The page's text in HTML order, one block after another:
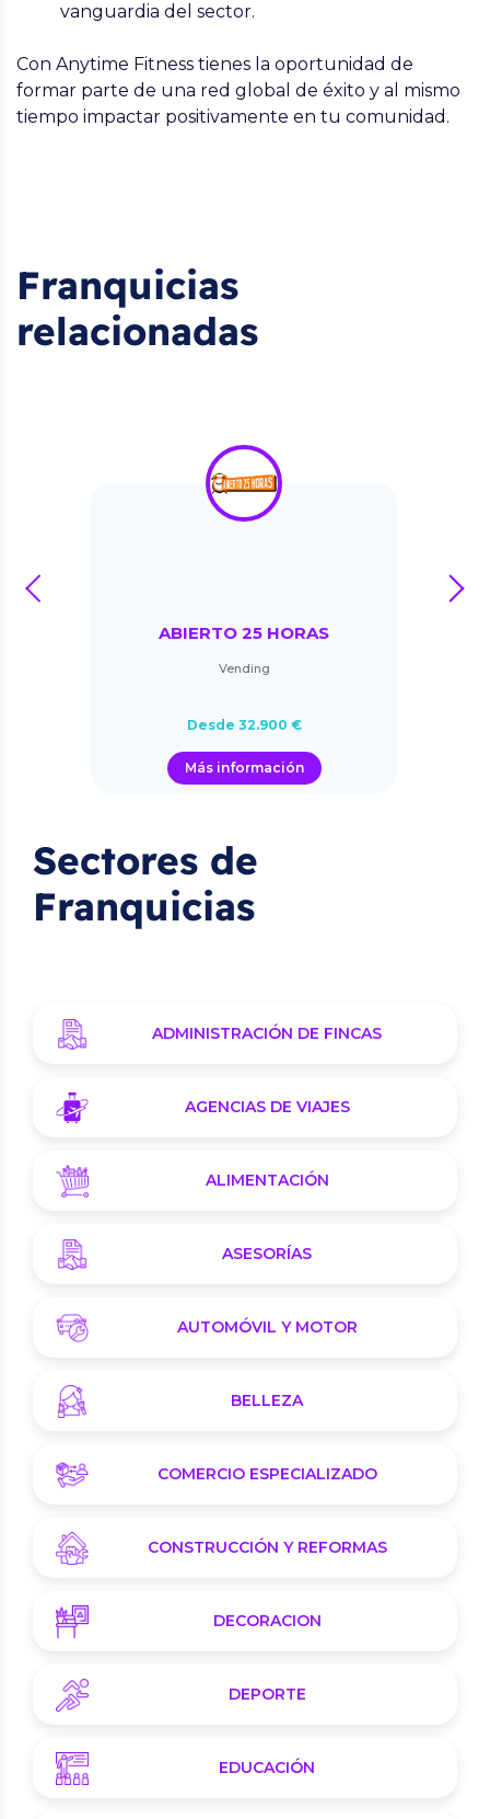
vanguardia del sector.
Con Anytime Fitness tienes la oportunidad de
formar parte de una red global de éxito y al mismo
tiempo impactar positivamente en tu comunidad.
Franquicias
relacionadas
ABIERTO 25 HORAS
Vending
Desde 32.900 €
Más información
prev next
Sectores de
Franquicias
ADMINISTRACIÓN DE FINCAS
AGENCIAS DE VIAJES
ALIMENTACIÓN
ASESORÍAS
AUTOMÓVIL Y MOTOR
BELLEZA
COMERCIO ESPECIALIZADO
CONSTRUCCIÓN Y REFORMAS
DECORACION
DEPORTE
EDUCACIÓN